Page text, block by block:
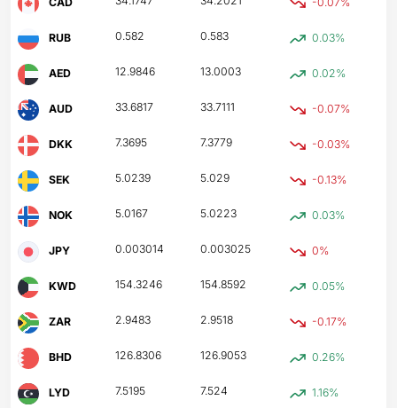
RUB 0.582 0.583 0.03%
AED 12.9846 13.0003 0.02%
AUD 33.6817 33.7111 -0.07%
DKK 7.3695 7.3779 -0.03%
SEK 5.0239 5.029 -0.13%
NOK 5.0167 5.0223 0.03%
JPY 0.003014 0.003025 0%
KWD 154.3246 154.8592 0.05%
ZAR 2.9483 2.9518 -0.17%
BHD 126.8306 126.9053 0.26%
LYD 7.5195 7.524 1.16%